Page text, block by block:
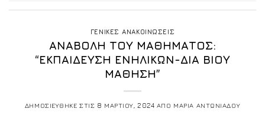
ΓΕΝΙΚΕΣ ΑΝΑΚΟΙΝΩΣΕΙΣ
ΑΝΑΒΟΛΗ ΤΟΥ ΜΑΘΗΜΑΤΟΣ:
“ΕΚΠΑΙΔΕΥΣΗ ΕΝΗΛΙΚΩΝ-ΔΙΑ ΒΙΟΥ
ΜΑΘΗΣΗ”
ΔΗΜΟΣΙΕΥΘΗΚΕ ΣΤΙΣ 8 ΜΑΡΤΙΟΥ, 2024 ΑΠΟ ΜΑΡΙΑ ΑΝΤΩΝΙΑΔΟΥ